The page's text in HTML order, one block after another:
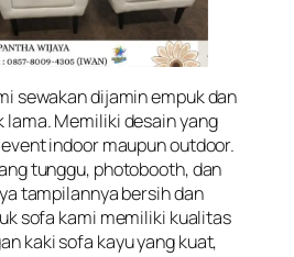
sewakan dijamin empuk dan
lama. Memiliki desain yang
indoor maupun outdoor.
tunggu, photobooth, dan
tampilannya bersih dan
sofa kami memiliki kualitas
kaki sofa kayu yang kuat,